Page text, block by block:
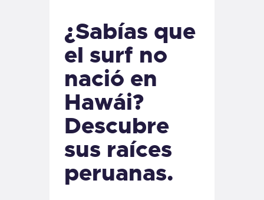
¿Sabías que
el surf no
nació en
Hawái?
Descubre
sus raíces
peruanas.